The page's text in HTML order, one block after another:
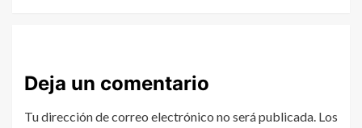
Deja un comentario
Tu dirección de correo electrónico no será publicada. Los